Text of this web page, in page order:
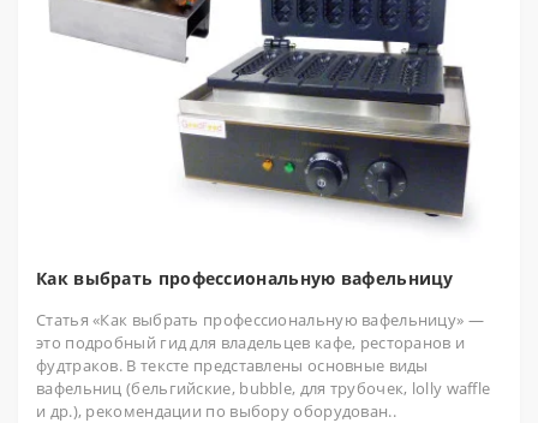
Как выбрать профессиональную вафельницу
Статья «Как выбрать профессиональную вафельницу» —
это подробный гид для владельцев кафе, ресторанов и
фудтраков. В тексте представлены основные виды
вафельниц (бельгийские, bubble, для трубочек, lolly waffle
и др.), рекомендации по выбору оборудован..